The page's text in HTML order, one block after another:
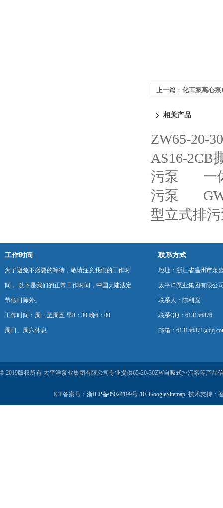
上一篇： 化工泵离心泵
相关产品
ZW65-20-
AS16-2CB
污泵
一
污泵
型立式排
工作时间
为了避免不必要的等待，敬请注意我们的工作时
间 。以下是我们的正常工作时间，中国大陆法定
节假日除外。
工作时间：周一至周五 早8：30-晚6：00
周日、周六休息
联系方式
地址：浙江省温州市永
太平洋泵业集团有限公
联系人：陈利宽
联系QQ：613156876
邮箱：
© 2019版权所有 太平洋泵业集团有限公司专业提供65-20-30ZW自吸式排污泵等产品
ICP备案号： 浙ICP备05024199号-10 GoogleSitemap 技术支持：